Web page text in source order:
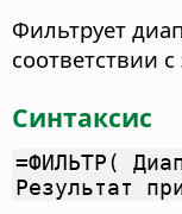
Фильтрует
соответствии
Синтаксис
=ФИЛЬТР(
Результат